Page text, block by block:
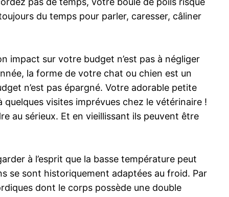
du temps pour parler, caresser, câliner
impact sur votre budget n’est pas à négliger
la forme de votre chat ou chien est un
n’est pas épargné. Votre adorable petite
visites imprévues chez le vétérinaire !
au sérieux. Et en vieillissant ils peuvent être
à l’esprit que la basse température peut
se sont historiquement adaptées au froid. Par
dont le corps possède une double